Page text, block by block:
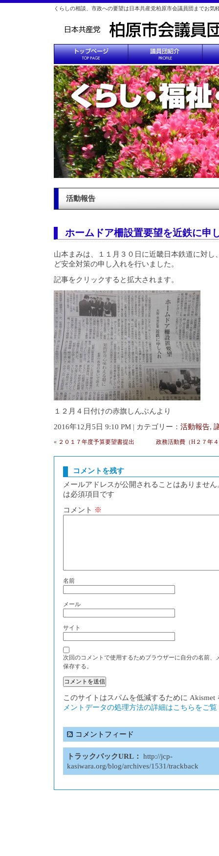
くらしの相談、市政への要望は日本共産党柏原市会議員団までお気
活動報告
ホームドア柵設置要望を近鉄に申
山本まみは、１１月３０日に近畿日本鉄道に対し
ど安全対策の申し入れを行いました。
記事をクリックすると拡大されます。
１２月４日付けの赤旗しんぶんより
2016年12月5日 9:10 PM | カテゴリー： 活動報告,
« ２０１７年度予算要望書提出 政務活動費（H２７年
コメントを残す
メールアドレスが公開されることはありません
は必須項目です
コメント ※
名前
メール
サイト
次回のコメントで使用するためブラウザーに自分の名前、
保存する。
このサイトはスパムを低減するために Akismet
メントデータの処理方法の詳細はこちらをご
コメントフィード
トラックバックURL：
http://jcp-
kasiwara.org/blog/archives/1531/trackback